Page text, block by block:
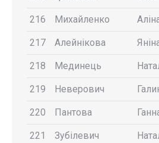
216 Михайленко
217 Алейнікова
218 Мединець
219 Неверович
220 Пантова
221 Зубілевич